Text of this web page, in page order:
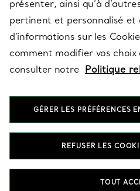
QUESTIONS LÉGALES
SUIVEZ-NOUS
T&Co.
présenter, ainsi qu’à
pertinent et personnalisé et
d’informations sur les
comment modifier vos
consulter notre Politique
GÉRER LES PRÉFÉRENCES
REFUSER LES
TOUT